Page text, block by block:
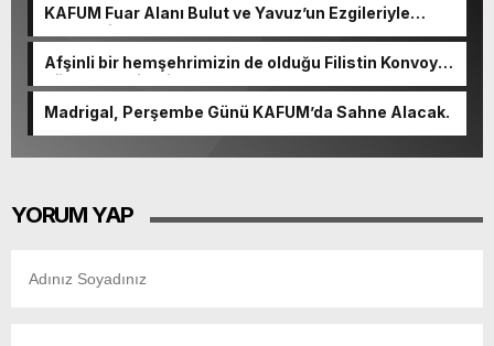
KAFUM Fuar Alanı Bulut ve Yavuz’un Ezgileriyle
Şenlendi.
Afşinli bir hemşehrimizin de olduğu Filistin Konvoyu,
güçlenerek ilerliyor.
Madrigal, Perşembe Günü KAFUM’da Sahne Alacak.
YORUM YAP